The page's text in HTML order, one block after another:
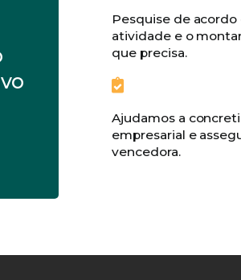
Pesquise de
atividade e o
que precisa.
Ajudamos a
empresarial e
vencedora.